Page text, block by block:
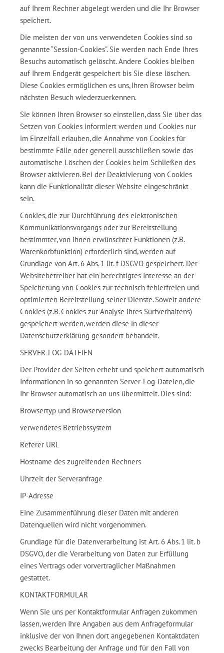
auf Ihrem Rechner abgelegt werden und die Ihr Browser
speichert.
Die meisten der von uns verwendeten Cookies sind so
genannte “Session-Cookies”. Sie werden nach Ende Ihres
Besuchs automatisch gelöscht. Andere Cookies bleiben
auf Ihrem Endgerät gespeichert bis Sie diese löschen.
Diese Cookies ermöglichen es uns, Ihren Browser beim
nächsten Besuch wiederzuerkennen.
Sie können Ihren Browser so einstellen, dass Sie über das
Setzen von Cookies informiert werden und Cookies nur
im Einzelfall erlauben, die Annahme von Cookies für
bestimmte Fälle oder generell ausschließen sowie das
automatische Löschen der Cookies beim Schließen des
Browser aktivieren. Bei der Deaktivierung von Cookies
kann die Funktionalität dieser Website eingeschränkt
sein.
Cookies, die zur Durchführung des elektronischen
Kommunikationsvorgangs oder zur Bereitstellung
bestimmter, von Ihnen erwünschter Funktionen (z.B.
Warenkorbfunktion) erforderlich sind, werden auf
Grundlage von Art. 6 Abs. 1 lit. f DSGVO gespeichert. Der
Websitebetreiber hat ein berechtigtes Interesse an der
Speicherung von Cookies zur technisch fehlerfreien und
optimierten Bereitstellung seiner Dienste. Soweit andere
Cookies (z.B. Cookies zur Analyse Ihres Surfverhaltens)
gespeichert werden, werden diese in dieser
Datenschutzerklärung gesondert behandelt.
SERVER-LOG-DATEIEN
Der Provider der Seiten erhebt und speichert automatisch
Informationen in so genannten Server-Log-Dateien, die
Ihr Browser automatisch an uns übermittelt. Dies sind:
Browsertyp und Browserversion
verwendetes Betriebssystem
Referer URL
Hostname des zugreifenden Rechners
Uhrzeit der Serveranfrage
IP-Adresse
Eine Zusammenführung dieser Daten mit anderen
Datenquellen wird nicht vorgenommen.
Grundlage für die Datenverarbeitung ist Art. 6 Abs. 1 lit. b
DSGVO, der die Verarbeitung von Daten zur Erfüllung
eines Vertrags oder vorvertraglicher Maßnahmen
gestattet.
KONTAKTFORMULAR
Wenn Sie uns per Kontaktformular Anfragen zukommen
lassen, werden Ihre Angaben aus dem Anfrageformular
inklusive der von Ihnen dort angegebenen Kontaktdaten
zwecks Bearbeitung der Anfrage und für den Fall von